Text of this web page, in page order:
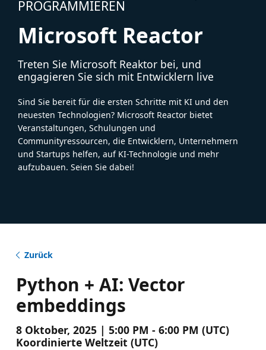
PROGRAMMIEREN
Microsoft Reactor
Treten Sie Microsoft Reaktor bei, und
engagieren Sie sich mit Entwicklern live
Sind Sie bereit für die ersten Schritte mit KI und den
neuesten Technologien? Microsoft Reactor bietet
Veranstaltungen, Schulungen und
Communityressourcen, die Entwicklern, Unternehmern
und Startups helfen, auf KI-Technologie und mehr
aufzubauen. Seien Sie dabei!
Zurück
Python + AI: Vector
embeddings
8 Oktober, 2025 | 5:00 PM - 6:00 PM (UTC)
Koordinierte Weltzeit (UTC)